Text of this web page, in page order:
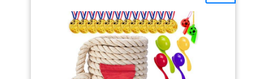
construction de perles divisées
empêche la torsion et les
nœuds lors de la balançoire. La
corde oscille en ligne pour
sauter en douceur de 2 à 5
personnes dans les cours de
sport et les jeux de plein air.
Perles résistantes à l'abrasion
l'imagination infinie des enfants
en matière de mer et d'aventure.
Spécialement conçu pour les
enfants : Il est sûr et prévenant,
le volant a un diamètre intérieur
d'anneau d'environ 22 cm et un
diamètre extérieur de poignée
d'environ 35 cm, ce qui est une
taille modérée qui convient